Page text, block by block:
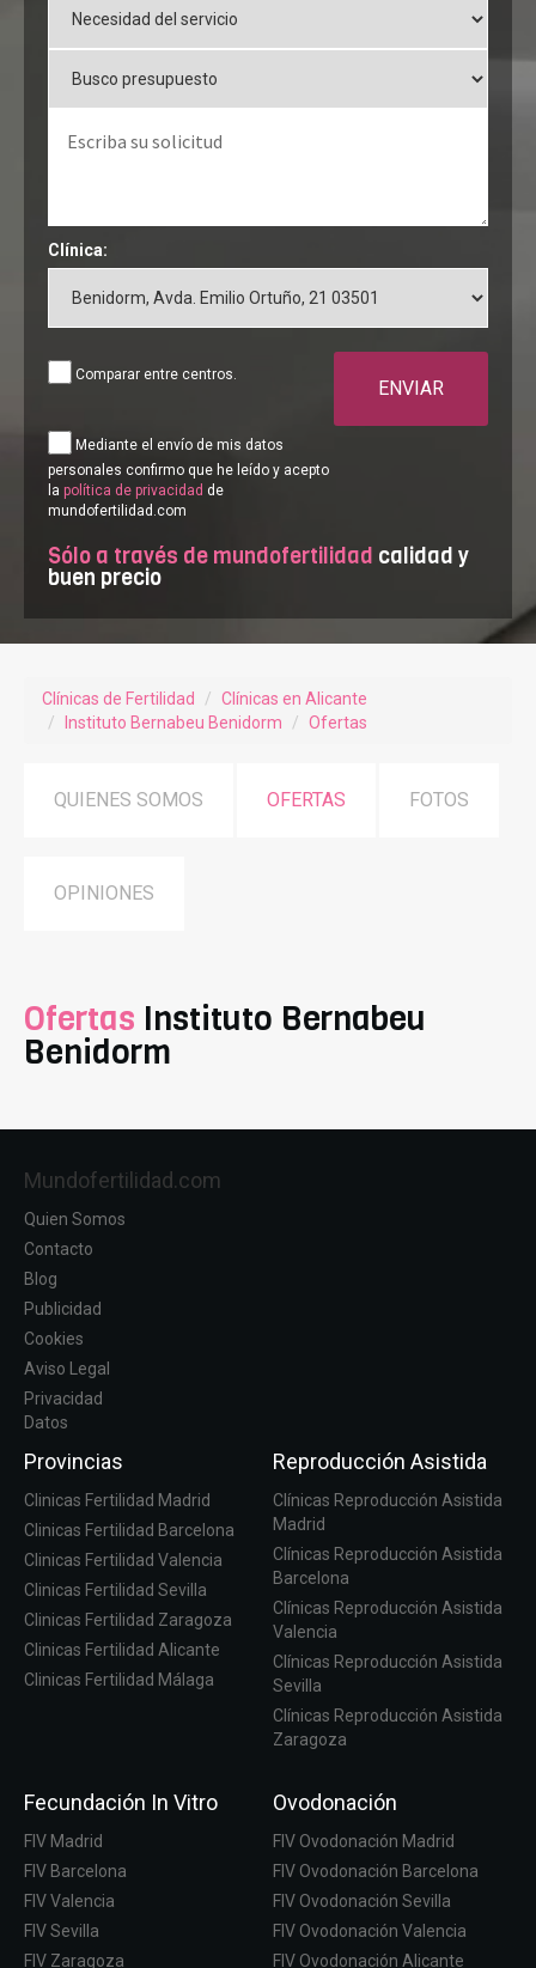
Clínica:
Comparar entre centros.
Mediante el envío de mis datos
personales confirmo que he leído y acepto
la política de privacidad de
mundofertilidad.com
ENVIAR
Sólo a través de mundofertilidad calidad y
buen precio
Clínicas de Fertilidad
Clínicas en Alicante
Instituto Bernabeu Benidorm
Ofertas
QUIENES SOMOS OFERTAS FOTOS
OPINIONES
Ofertas Instituto Bernabeu
Benidorm
Mundofertilidad.com
Quien Somos
Contacto
Blog
Publicidad
Cookies
Aviso Legal
Privacidad
Datos
Provincias
Clinicas Fertilidad Madrid
Clinicas Fertilidad Barcelona
Clinicas Fertilidad Valencia
Clinicas Fertilidad Sevilla
Clinicas Fertilidad Zaragoza
Clinicas Fertilidad Alicante
Clinicas Fertilidad Málaga
Reproducción Asistida
Clínicas Reproducción Asistida
Madrid
Clínicas Reproducción Asistida
Barcelona
Clínicas Reproducción Asistida
Valencia
Clínicas Reproducción Asistida
Sevilla
Clínicas Reproducción Asistida
Zaragoza
Fecundación In Vitro
FIV Madrid
FIV Barcelona
FIV Valencia
FIV Sevilla
FIV Zaragoza
Ovodonación
FIV Ovodonación Madrid
FIV Ovodonación Barcelona
FIV Ovodonación Sevilla
FIV Ovodonación Valencia
FIV Ovodonación Alicante